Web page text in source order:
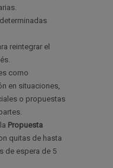
reintegrar el
como
en situaciones,
o propuestas
Propuesta
quitas de hasta
de espera de 5